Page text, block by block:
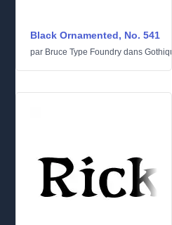
Black Ornamented, No. 541
par Bruce Type Foundry dans